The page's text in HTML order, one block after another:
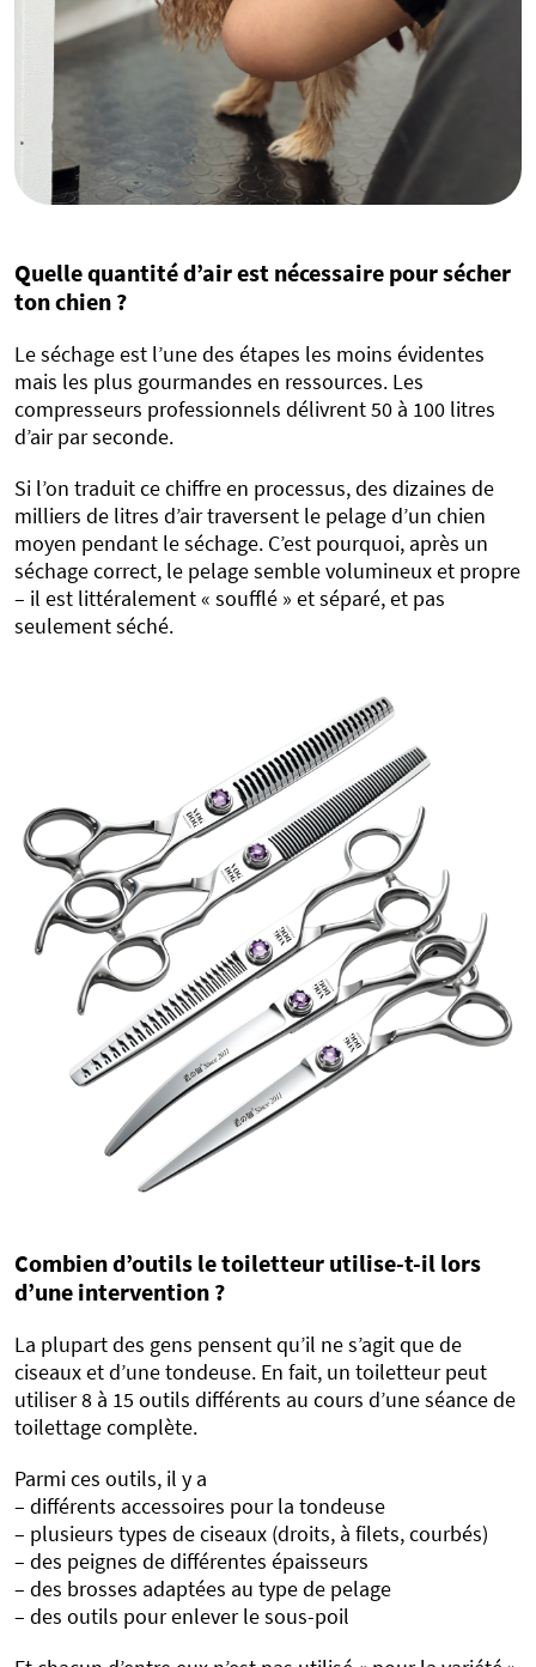
Quelle quantité d’air est nécessaire pour sécher
ton chien ?
Le séchage est l’une des étapes les moins évidentes
mais les plus gourmandes en ressources. Les
compresseurs professionnels délivrent 50 à 100 litres
d’air par seconde.
Si l’on traduit ce chiffre en processus, des dizaines de
milliers de litres d’air traversent le pelage d’un chien
moyen pendant le séchage. C’est pourquoi, après un
séchage correct, le pelage semble volumineux et propre
– il est littéralement « soufflé » et séparé, et pas
seulement séché.
Combien d’outils le toiletteur utilise-t-il lors
d’une intervention ?
La plupart des gens pensent qu’il ne s’agit que de
ciseaux et d’une tondeuse. En fait, un toiletteur peut
utiliser 8 à 15 outils différents au cours d’une séance de
toilettage complète.
Parmi ces outils, il y a
– différents accessoires pour la tondeuse
– plusieurs types de ciseaux (droits, à filets, courbés)
– des peignes de différentes épaisseurs
– des brosses adaptées au type de pelage
– des outils pour enlever le sous-poil